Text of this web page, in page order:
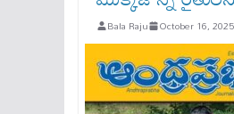
Bala Raju October 16, 2025